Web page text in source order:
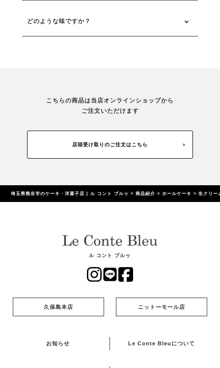
どのような味ですか？
こちらの商品は当店オンラインショップから
ご注文いただけます
店頭受け取りのご注文はこちら
埼玉県熊谷市のケーキ・洋菓子店 | ル コント ブルゥ >商品紹介 >ホールケーキ >生クリー
ル コント ブルゥ
久保島本店 ニットーモール店
お知らせ Le Conte Bleuについて